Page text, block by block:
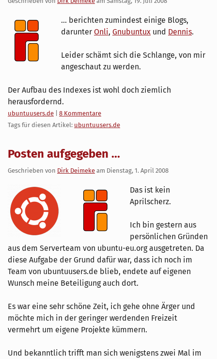
... berichten zumindest einige Blogs,
darunter Onli, Gnubuntux und Dennis.
Leider schämt sich die Schlange, von mir
angeschaut zu werden.
Der Aufbau des Indexes ist wohl doch ziemlich
herausfordernd.
Kategorien:
ubuntuusers.de
8 Kommentare
Tags für diesen Artikel: ubuntuusers.de
Posten aufgegeben ...
Geschrieben von Dirk Deimeke am Dienstag, 1. April 2008
Das ist kein
Aprilscherz.
Ich bin gestern aus
persönlichen Gründen
aus dem Serverteam von ubuntu-eu.org ausgetreten. Da
diese Aufgabe der Grund dafür war, dass ich noch im
Team von ubuntuusers.de blieb, endete auf eigenen
Wunsch meine Beteiligung auch dort.
Es war eine sehr schöne Zeit, ich gehe ohne Ärger und
möchte mich in der geringer werdenden Freizeit
vermehrt um eigene Projekte kümmern.
Und bekanntlich trifft man sich wenigstens zwei Mal im